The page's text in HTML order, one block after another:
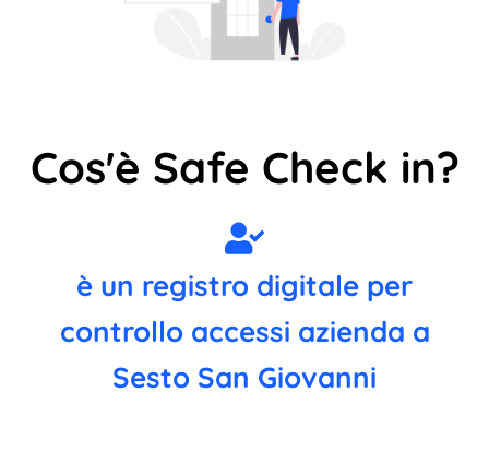
Cos'è Safe Check in?
è un registro digitale per
controllo accessi azienda a
Sesto San Giovanni